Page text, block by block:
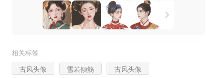
相关标签
古风头像 雪若倾觞 古风头像